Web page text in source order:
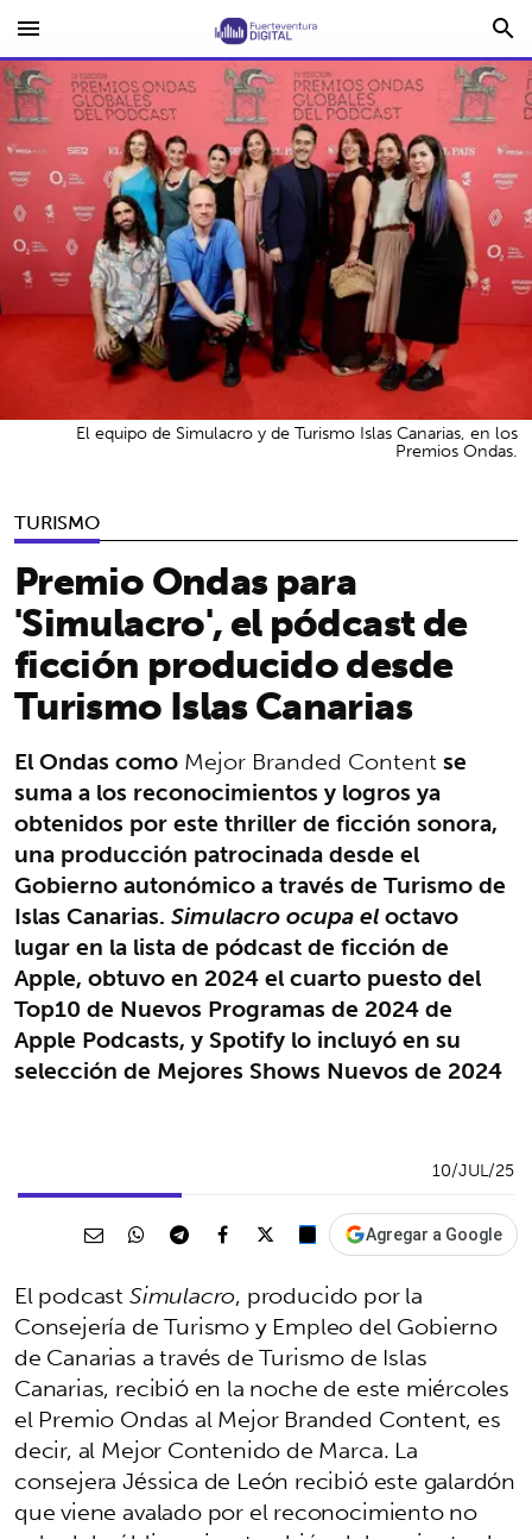
menu search
TURISMO
Premio Ondas para
'Simulacro', el pódcast de
ficción producido desde
Turismo Islas Canarias
El Ondas comoMejor Branded Contentse
suma a los reconocimientos y logros ya
obtenidos por este thriller de ficción sonora,
una producción patrocinada desde el
Gobierno autonómico a través de Turismo de
Islas Canarias.Simulacro ocupa eloctavo
lugar en la lista de pódcast de ficción de
Apple, obtuvo en 2024 el cuarto puesto del
Top10 de Nuevos Programas de 2024 de
Apple Podcasts, y Spotify lo incluyó en su
selección de Mejores Shows Nuevos de 2024
El equipo de Simulacro y de Turismo Islas Canarias, en los
Premios Ondas.
10/JUL/25
Agregar a Google
El podcastSimulacro, producido por la
Consejería de Turismo y Empleo del Gobierno
de Canarias a través de Turismo de Islas
Canarias, recibió en la noche de este miércoles
el Premio Ondas al Mejor Branded Content, es
decir, al Mejor Contenido de Marca. La
consejera Jéssica de León recibió este galardón
que viene avalado por el reconocimiento no